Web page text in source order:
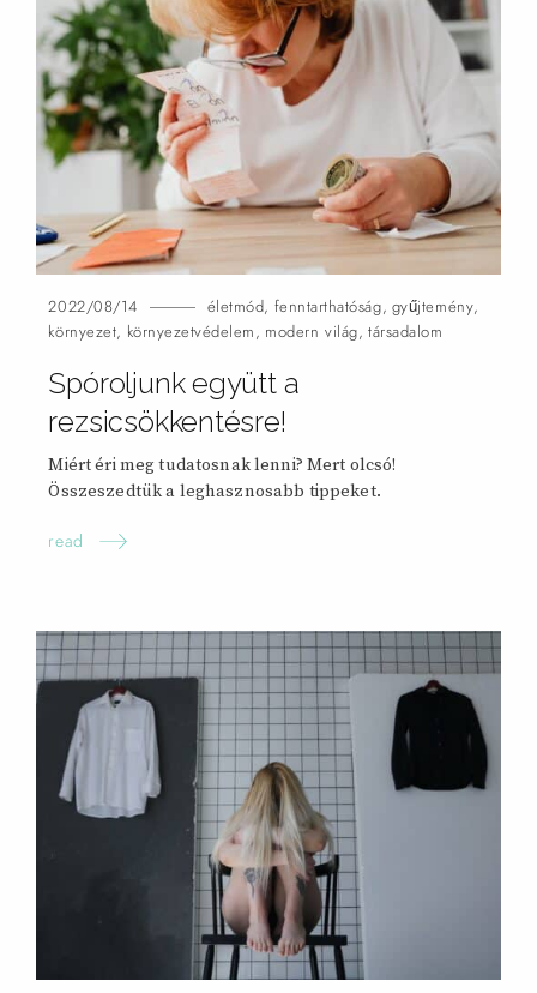
2022/08/14 életmód, fenntarthatóság, gyűjtemény,
környezet, környezetvédelem, modern világ, társadalom
Spóroljunk együtt a
rezsicsökkentésre!
Miért éri meg tudatosnak lenni? Mert olcsó!
Összeszedtük a leghasznosabb tippeket.
read